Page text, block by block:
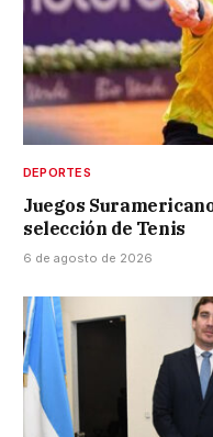
DEPORTES
Juegos
selección de Tenis
6 de agosto de 2026